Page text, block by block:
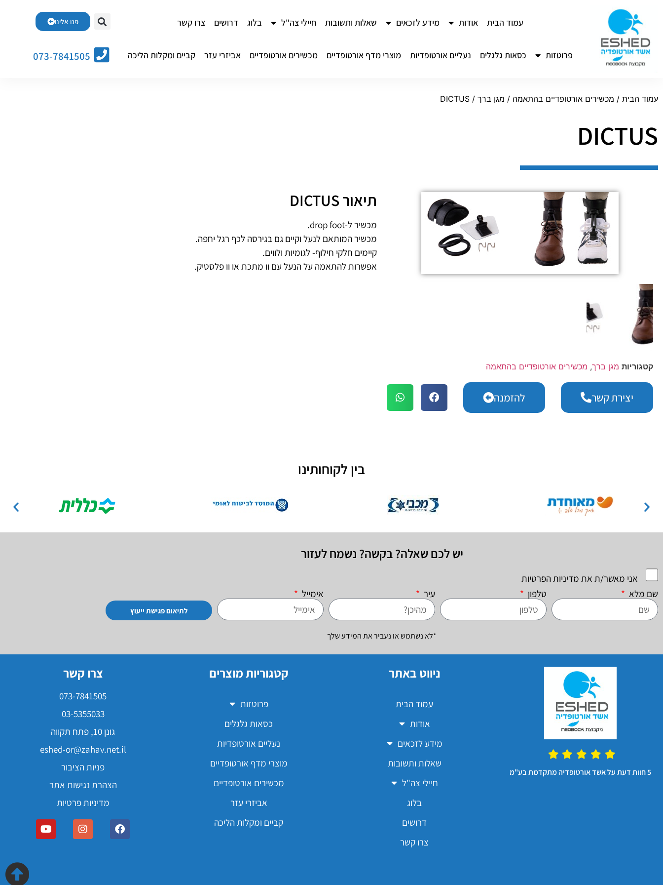
עמוד הבית אודות מידע לזכאים שאלות ותשובות חיילי צה"ל בלוג דרושים צרו קשר
פרוטזות כסאות גלגלים נעליים אורטופדיות מוצרי מדף אורטופדיים מכשירים אורטופדיים אביזרי עזר קביים ומקלות הליכה
פנו אלינו
073-7841505
עמוד הבית / מכשירים אורטופדיים בהתאמה / מגן ברך / DICTUS
DICTUS
קטגוריות מגן ברך, מכשירים אורטופדיים בהתאמה
יצירת קשר להזמנה
תיאור DICTUS
מכשיר ל-drop foot.
מכשיר המותאם לנעל וקיים גם בגירסה לכף רגל יחפה.
קיימים חלקי חילוף- לגומיות ולווים.
אפשרות להתאמה על הנעל עם וו מתכת או וו פלסטיק.
בין לקוחותינו
יש לכם שאלה? בקשה? נשמח לעזור
אני מאשר/ת את מדיניות הפרטיות
שם מלא
טלפון עיר אימייל
לתיאום פגישת ייעוץ
*לא נשתמש או נעביר את המידע שלך
5 חוות דעת על אשד אורטופדיה מתקדמת בע"מ
ניווט באתר
עמוד הבית
אודות
מידע לזכאים
שאלות ותשובות
חיילי צה"ל
בלוג
דרושים
צרו קשר
קטגוריות מוצרים
פרוטזות
כסאות גלגלים
נעליים אורטופדיות
מוצרי מדף אורטופדיים
מכשירים אורטופדיים
אביזרי עזר
קביים ומקלות הליכה
צרו קשר
073-7841505
03-5355033
גונן 10, פתח תקווה
eshed-or@zahav.net.il
פניות הציבור
הצהרת נגישות אתר
מדיניות פרטיות